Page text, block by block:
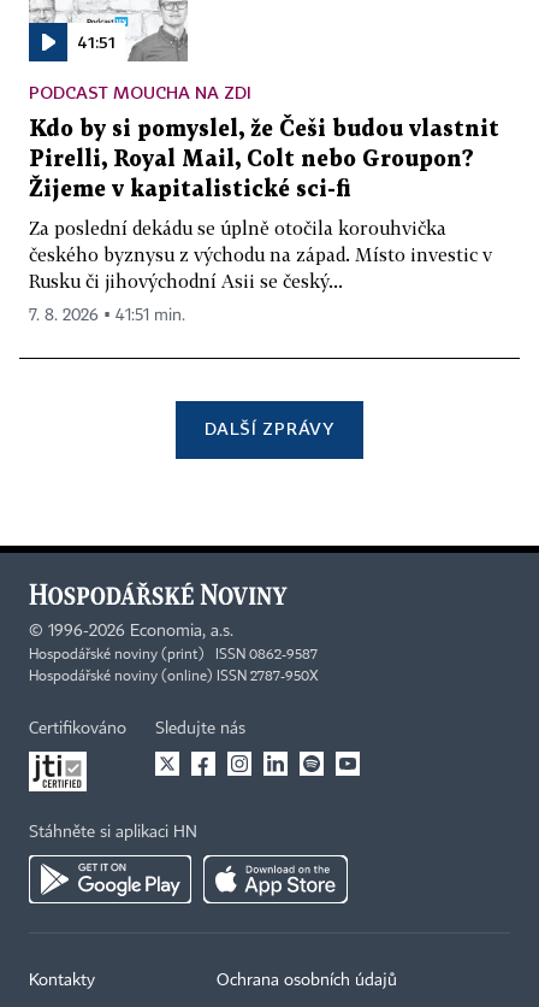
41:51
PODCAST MOUCHA NA ZDI
Kdo by si pomyslel, že Češi budou vlastnit
Pirelli, Royal Mail, Colt nebo Groupon?
Žijeme v kapitalistické sci-fi
Za poslední dekádu se úplně otočila korouhvička
českého byznysu z východu na západ. Místo investic v
Rusku či jihovýchodní Asii se český...
7. 8. 2026 ▪ 41:51 min.
DALŠÍ ZPRÁVY
© 1996-2026 Economia, a.s.
Hospodářské noviny (print) ISSN 0862-9587
Hospodářské noviny (online) ISSN 2787-950X
Certifikováno Sledujte nás
Stáhněte si aplikaci HN
Kontakty Ochrana osobních údajů